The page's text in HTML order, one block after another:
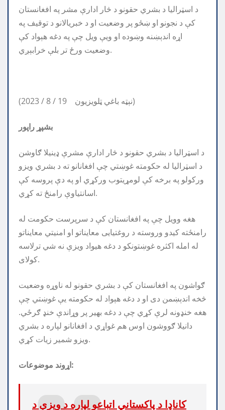
د اسټراليا د بشري حقونو د څار ادارې مشر په افغانستان
کې د نجونو او ښځو پر وضعيت او د خبريالانو د توقيف په
اړه اندېښنه وښوده او ويې ويل چې په دغه هېواد کې
وضعيت ورځ تر بلې خرابېږي.
(2023 / 8 / 19 نېټه باغي ټلویزیون)
د اسټرالیا د بشري حقونو د څار ادارې مشرې ډینیلا ګاوشن
د اسټرالیا له حکومته غوښتي چې افغانانو ته د بشري ویزو
ورکولو په برخه کې لومړیتوب ورکړي او په دې پروسه کې
اسانتیاوې رامنځ ته کړي.
هغه وویل چې په افغانستان کې د سرپرست حکومت له
رامنځته کیدو وروسته د روغتیایی معایناتو او امنیتي معایناتو
له امله اکثره غوښتونکو د دغه هیواد ویزې نه شي ترلاسه
کولای.
ګواشون په افغانستان کې د بشري حقونو له ناوړه وضعیت
څخه اندېښمن دی او د دغه هېواد له حکومته یې غوښتي چې
هغه خنډونه لرې کړي چې د دغه بهیر پر وړاندې خنډ ګرځي.
دانیلا ګووشون اوس هم غواړي د افغانانو لپاره د بشري
ویزو شمیر زیات کړي.
اړوند موضوعات:
کاناډا د پاکستاني اتباعو لپاره د ویزې د